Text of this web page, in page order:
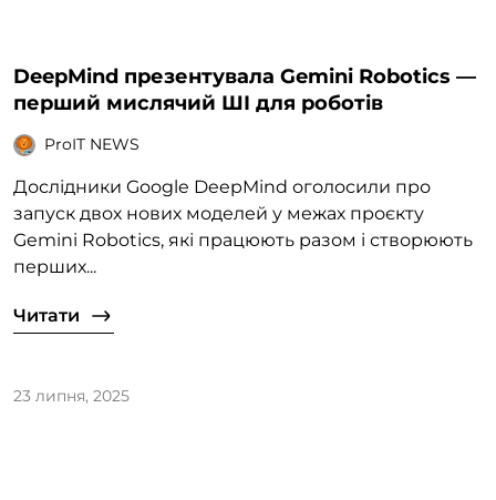
DeepMind презентувала Gemini Robotics —
перший мислячий ШІ для роботів
ProIT NEWS
Дослідники Google DeepMind оголосили про
запуск двох нових моделей у межах проєкту
Gemini Robotics, які працюють разом і створюють
перших...
Читати
23 липня, 2025